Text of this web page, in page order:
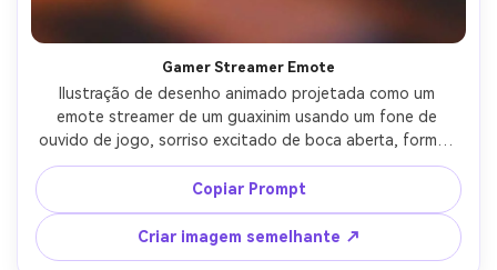
Gamer Streamer Emote
Ilustração de desenho animado projetada como um
emote streamer de um guaxinim usando um fone de
ouvido de jogo, sorriso excitado de boca aberta, formas
simples de alto contraste, contorno grosso, cores planas
limpas, legível em pequenos tamanhos, sotaques de
brilho sutis, distintivo de círculo de fundo, expressão
fofa e perfuradora, lente de 85mm, profundidade de
campo rasa, iluminação cinematográfica suave-AR 4:5
Copiar Prompt
Criar imagem semelhante ↗